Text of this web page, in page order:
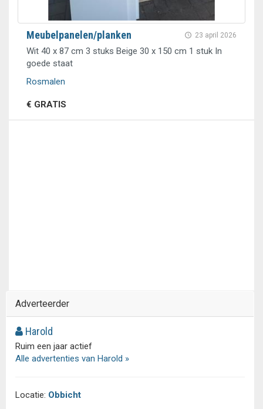
23 april 2026
Meubelpanelen/planken
Wit 40 x 87 cm 3 stuks Beige 30 x 150 cm 1 stuk In
goede staat
Rosmalen
€ GRATIS
Adverteerder
Harold
Ruim een jaar actief
Alle advertenties van Harold »
Locatie: Obbicht